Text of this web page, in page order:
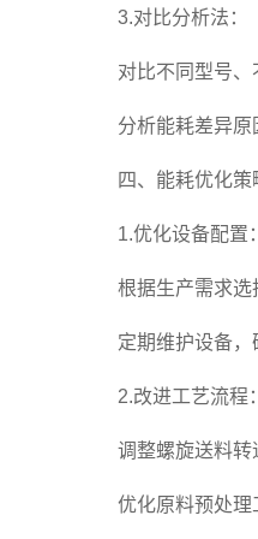
3.对比分析法：
对比不同型号、
分析能耗差异原
四、能耗优化策
1.优化设备配置
根据生产需求选
定期维护设备，
2.改进工艺流程
调整螺旋送料转速
优化原料预处理工